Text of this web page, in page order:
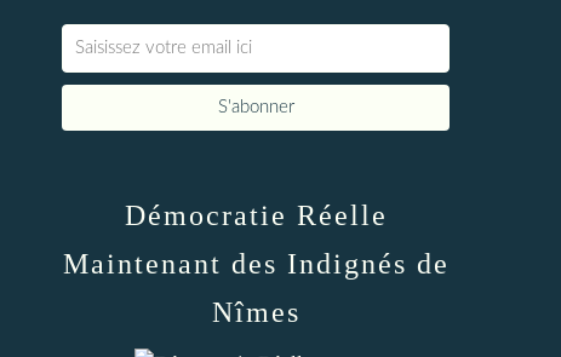
Démocratie Réelle
Maintenant des Indignés de
Nîmes